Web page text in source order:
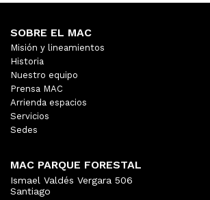
SOBRE EL MAC
Misión y lineamientos
Historia
Nuestro equipo
Prensa MAC
Arrienda espacios
Servicios
Sedes
MAC PARQUE FORESTAL
Ismael Valdés Vergara 506
Santiago